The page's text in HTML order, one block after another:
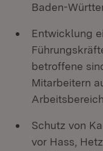
Baden-
Entwicklung
betroffene
Mitarbeitern
Schutz von
vor Hass,